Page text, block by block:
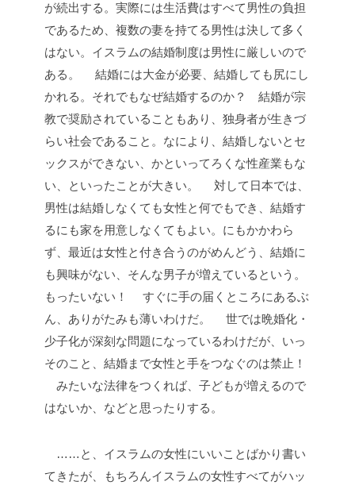
が続出する。実際には生活費はすべて男性の負担
であるため、複数の妻を持てる男性は決して多く
はない。イスラムの結婚制度は男性に厳しいので
ある。
結婚には大金が必要、結婚しても尻にし
かれる。それでもなぜ結婚するのか？ 結婚が宗
教で奨励されていることもあり、独身者が生きづ
らい社会であること。なにより、結婚しないとセ
ックスができない、かといってろくな性産業もな
い、といったことが大きい。
対して日本では、
男性は結婚しなくても女性と何でもでき、結婚す
るにも家を用意しなくてもよい。にもかかわら
ず、最近は女性と付き合うのがめんどう、結婚に
も興味がない、そんな男子が増えているという。
もったいない！
すぐに手の届くところにあるぶ
ん、ありがたみも薄いわけだ。
世では晩婚化・
少子化が深刻な問題になっているわけだが、いっ
そのこと、結婚まで女性と手をつなぐのは禁止！
みたいな法律をつくれば、子どもが増えるので
はないか、などと思ったりする。
……と、イスラムの女性にいいことばかり書い
てきたが、もちろんイスラムの女性すべてがハッ